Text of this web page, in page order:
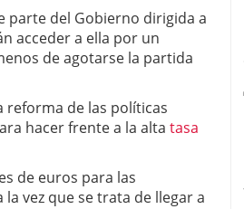
3 de octubre de 2025
parte del Gobierno dirigida a
acceder a ella por un
de agotarse la partida
reforma de las políticas
hacer frente a la alta tasa
de euros para las
vez que se trata de llegar a